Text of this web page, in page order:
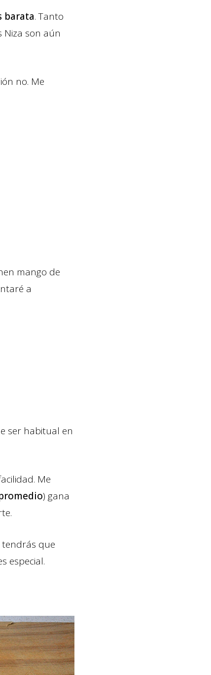
barata. Tanto
Niza son aún
no. Me
mango de
a
ser habitual en
Me
) gana
que
especial.